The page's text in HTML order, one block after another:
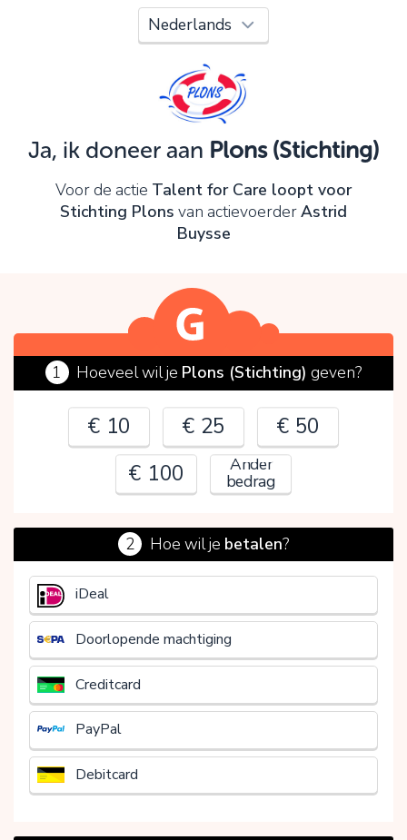
Ja, ik doneer aan Plons (Stichting)
Voor de actie Talent for Care loopt voor
Stichting Plons van actievoerderAstrid
Buysse
1 Hoeveel wil je Plons (Stichting) geven?
€ 10 € 25
€ 50
€ 100
Ander
bedrag
€
2 Hoe wil je betalen?
iDeal
Doorlopende machtiging
Creditcard
PayPal
Debitcard
Oeps!
Je kunt nog niet verder vanwege:
Controleer en verbeter je invoer en probeer het
OK